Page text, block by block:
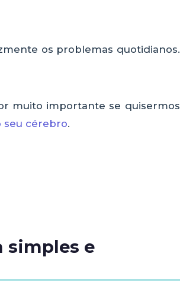
os problemas quotidianos.
muito importante se quisermos
seu cérebro.
simples e